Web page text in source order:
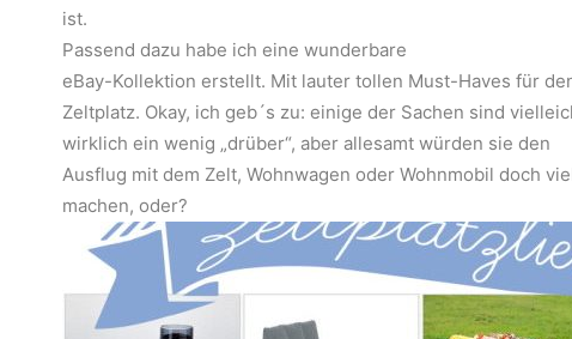
ist.
Passend dazu habe ich eine wunderbare
eBay-Kollektion erstellt. Mit lauter tollen Must-Haves für
Zeltplatz. Okay, ich geb´s zu: einige der Sachen sind
wirklich ein wenig „drüber“, aber allesamt würden sie den
Ausflug mit dem Zelt, Wohnwagen oder Wohnmobil doch
machen, oder?